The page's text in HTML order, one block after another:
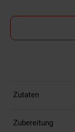
Zutaten
Zubereitung